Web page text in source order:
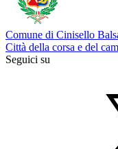
Comune di Cinisello
Città della corsa e del
Seguici su